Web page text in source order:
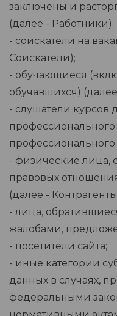
заключены и
(далее - Работники);
- соискатели на
Соискатели);
- обучающиеся
обучавшихся)
- слушатели курсов
- физические лица,
правовых
(далее -
- лица,
жалобами,
- посетители сайта;
- иные категории
данных в случаях,
федеральными